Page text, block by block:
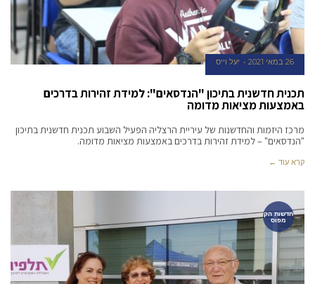
26 במאי 2021 יעל וייס
תכנית חדשנית בתיכון "הנדסאים": למידת זהירות בדרכים
באמצעות מציאות מדומה
מרכז היזמות והחדשנות של עיריית הרצליה הפעיל השבוע תכנית חדשנית בתיכון
"הנדסאים" – למידת זהירות בדרכים באמצעות מציאות מדומה.
קרא עוד ←
חדשות הק
מפוס